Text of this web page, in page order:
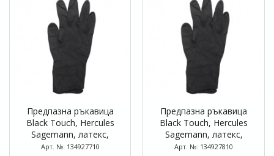
Предпазна ръкавица
Black Touch, Hercules
Sagemann, латекс,
размер M
Арт. №: 134927710
Предпазна ръкавица
Black Touch, Hercules
Sagemann, латекс,
размер L
Арт. №: 134927810